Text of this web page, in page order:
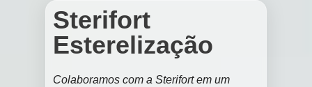
Sterifort
Esterelização
Colaboramos com a Sterifort em um